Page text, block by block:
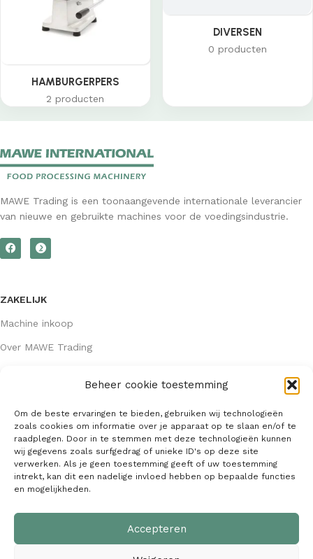
Beheer cookie toestemming
Om de beste ervaringen te bieden, gebruiken wij technologieën
zoals cookies om informatie over je apparaat op te slaan en/of te
raadplegen. Door in te stemmen met deze technologieën kunnen
wij gegevens zoals surfgedrag of unieke ID's op deze site
verwerken. Als je geen toestemming geeft of uw toestemming
intrekt, kan dit een nadelige invloed hebben op bepaalde functies
en mogelijkheden.
Accepteren
HAMBURGERPERS
2 producten
DIVERSEN
0 producten
MAWE Trading is een toonaangevende internationale leverancier
van nieuwe en gebruikte machines voor de voedingsindustrie.
ZAKELIJK
Machine inkoop
Over MAWE Trading
Algemene voorwaarden
KVK: 64407667
info@mawetrading.nl
+31 6 53 270 335
| Webdesign: